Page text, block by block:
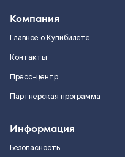
Компания
Главное о Купибилете
Контакты
Пресс-центр
Партнерская программа
Информация
Безопасность